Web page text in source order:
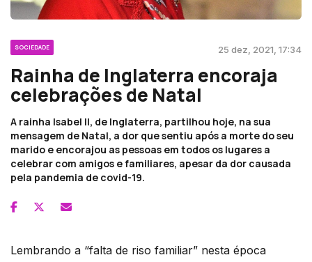
SOCIEDADE 25 dez, 2021, 17:34
Rainha de Inglaterra encoraja
celebrações de Natal
A rainha Isabel II, de Inglaterra, partilhou hoje, na sua
mensagem de Natal, a dor que sentiu após a morte do seu
marido e encorajou as pessoas em todos os lugares a
celebrar com amigos e familiares, apesar da dor causada
pela pandemia de covid-19.
Lembrando a “falta de riso familiar” nesta época